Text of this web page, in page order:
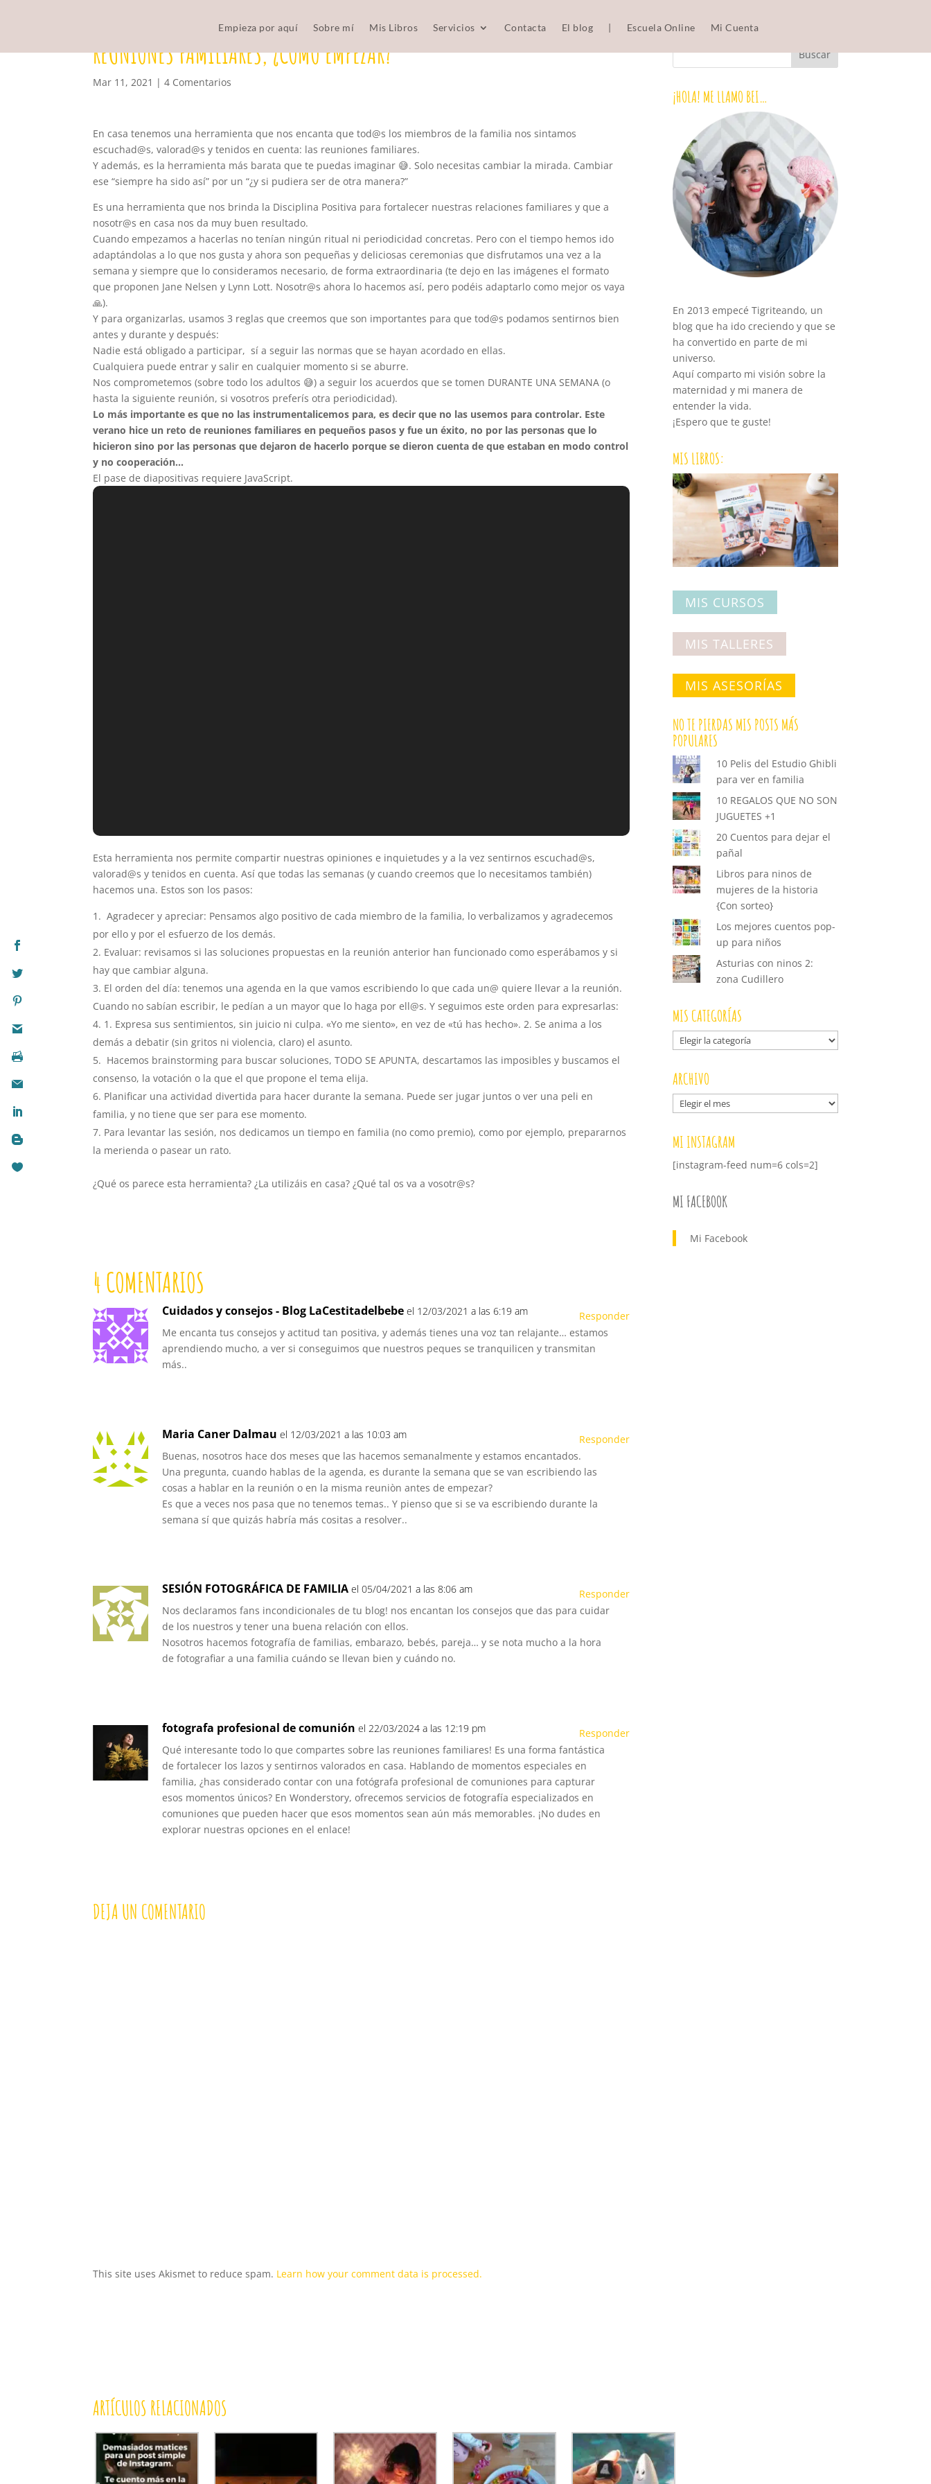
Empieza por aquí Sobre mí Mis Libros Servicios Contacta El blog | Escuela Online Mi Cuenta
REUNIONES FAMILIARES, ¿CÓMO EMPEZAR?
Mar 11, 2021 |4 Comentarios
En casa tenemos una herramienta que nos encanta que tod@s los miembros de la familia nos sintamos
escuchad@s, valorad@s y tenidos en cuenta: las reuniones familiares.
Y además, es la herramienta más barata que te puedas imaginar 😅. Solo necesitas cambiar la mirada. Cambiar
ese “siempre ha sido así” por un “¿y si pudiera ser de otra manera?”
Es una herramienta que nos brinda la Disciplina Positiva para fortalecer nuestras relaciones familiares y que a
nosotr@s en casa nos da muy buen resultado.
Cuando empezamos a hacerlas no tenían ningún ritual ni periodicidad concretas. Pero con el tiempo hemos ido
adaptándolas a lo que nos gusta y ahora son pequeñas y deliciosas ceremonias que disfrutamos una vez a la
semana y siempre que lo consideramos necesario, de forma extraordinaria (te dejo en las imágenes el formato
que proponen Jane Nelsen y Lynn Lott. Nosotr@s ahora lo hacemos así, pero podéis adaptarlo como mejor os vaya
🙏).
Y para organizarlas, usamos 3 reglas que creemos que son importantes para que tod@s podamos sentirnos bien
antes y durante y después:
Nadie está obligado a participar, sí a seguir las normas que se hayan acordado en ellas.
Cualquiera puede entrar y salir en cualquier momento si se aburre.
Nos comprometemos (sobre todo los adultos 😅) a seguir los acuerdos que se tomen DURANTE UNA SEMANA (o
hasta la siguiente reunión, si vosotros preferís otra periodicidad).
Lo más importante es que no las instrumentalicemos para, es decir que no las usemos para controlar. Este
verano hice un reto de reuniones familiares en pequeños pasos y fue un éxito, no por las personas que lo
hicieron sino por las personas que dejaron de hacerlo porque se dieron cuenta de que estaban en modo control
y no cooperación…
El pase de diapositivas requiere JavaScript.
Esta herramienta nos permite compartir nuestras opiniones e inquietudes y a la vez sentirnos escuchad@s,
valorad@s y tenidos en cuenta. Así que todas las semanas (y cuando creemos que lo necesitamos también)
hacemos una. Estos son los pasos:
Agradecer y apreciar: Pensamos algo positivo de cada miembro de la familia, lo verbalizamos y agradecemos
por ello y por el esfuerzo de los demás.
Evaluar: revisamos si las soluciones propuestas en la reunión anterior han funcionado como esperábamos y si
hay que cambiar alguna.
El orden del día: tenemos una agenda en la que vamos escribiendo lo que cada un@ quiere llevar a la reunión.
Cuando no sabían escribir, le pedían a un mayor que lo haga por ell@s. Y seguimos este orden para expresarlas:
1. Expresa sus sentimientos, sin juicio ni culpa. «Yo me siento», en vez de «tú has hecho». 2. Se anima a los
demás a debatir (sin gritos ni violencia, claro) el asunto.
Hacemos brainstorming para buscar soluciones, TODO SE APUNTA, descartamos las imposibles y buscamos el
consenso, la votación o la que el que propone el tema elija.
Planificar una actividad divertida para hacer durante la semana. Puede ser jugar juntos o ver una peli en
familia, y no tiene que ser para ese momento.
Para levantar las sesión, nos dedicamos un tiempo en familia (no como premio), como por ejemplo, prepararnos
la merienda o pasear un rato.
¿Qué os parece esta herramienta? ¿La utilizáis en casa? ¿Qué tal os va a vosotr@s?
4 COMENTARIOS
Cuidados y consejos - Blog LaCestitadelbebe el 12/03/2021 a las 6:19 am
Me encanta tus consejos y actitud tan positiva, y además tienes una voz tan relajante… estamos
aprendiendo mucho, a ver si conseguimos que nuestros peques se tranquilicen y transmitan
más..
Responder
Maria Caner Dalmau el 12/03/2021 a las 10:03 am
Buenas, nosotros hace dos meses que las hacemos semanalmente y estamos encantados.
Una pregunta, cuando hablas de la agenda, es durante la semana que se van escribiendo las
cosas a hablar en la reunión o en la misma reuniòn antes de empezar?
Es que a veces nos pasa que no tenemos temas.. Y pienso que si se va escribiendo durante la
semana sí que quizás habría más cositas a resolver..
Responder
SESIÓN FOTOGRÁFICA DE FAMILIA el 05/04/2021 a las 8:06 am
Nos declaramos fans incondicionales de tu blog! nos encantan los consejos que das para cuidar
de los nuestros y tener una buena relación con ellos.
Nosotros hacemos fotografía de familias, embarazo, bebés, pareja… y se nota mucho a la hora
de fotografiar a una familia cuándo se llevan bien y cuándo no.
Responder
fotografa profesional de comunión el 22/03/2024 a las 12:19 pm
Qué interesante todo lo que compartes sobre las reuniones familiares! Es una forma fantástica
de fortalecer los lazos y sentirnos valorados en casa. Hablando de momentos especiales en
familia, ¿has considerado contar con una fotógrafa profesional de comuniones para capturar
esos momentos únicos? En Wonderstory, ofrecemos servicios de fotografía especializados en
comuniones que pueden hacer que esos momentos sean aún más memorables. ¡No dudes en
explorar nuestras opciones en el enlace!
Responder
DEJA UN COMENTARIO
This site uses Akismet to reduce spam. Learn how your comment data is processed.
¡HOLA! ME LLAMO BEI…
En 2013 empecé Tigriteando, un
blog que ha ido creciendo y que se
ha convertido en parte de mi
universo.
Aquí comparto mi visión sobre la
maternidad y mi manera de
entender la vida.
¡Espero que te guste!
MIS LIBROS:
MIS CURSOS
MIS TALLERES
MIS ASESORÍAS
NO TE PIERDAS MIS POSTS MÁS
POPULARES
10 Pelis del Estudio Ghibli
para ver en familia
10 REGALOS QUE NO SON
JUGUETES +1
20 Cuentos para dejar el
pañal
Libros para ninos de
mujeres de la historia
{Con sorteo}
Los mejores cuentos pop-
up para niños
Asturias con ninos 2:
zona Cudillero
MIS CATEGORÍAS
Mis
categorías
ARCHIVO
Archivo
MI INSTAGRAM
[instagram-feed num=6 cols=2]
MI FACEBOOK
Mi Facebook
ARTÍCULOS RELACIONADOS